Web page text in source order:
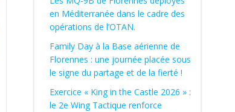
en Méditerranée dans le cadre des
opérations de l’OTAN.
Family Day à la Base aérienne de
Florennes : une journée placée sous
le signe du partage et de la fierté !
Exercice « King in the Castle 2026 » :
le 2e Wing Tactique renforce